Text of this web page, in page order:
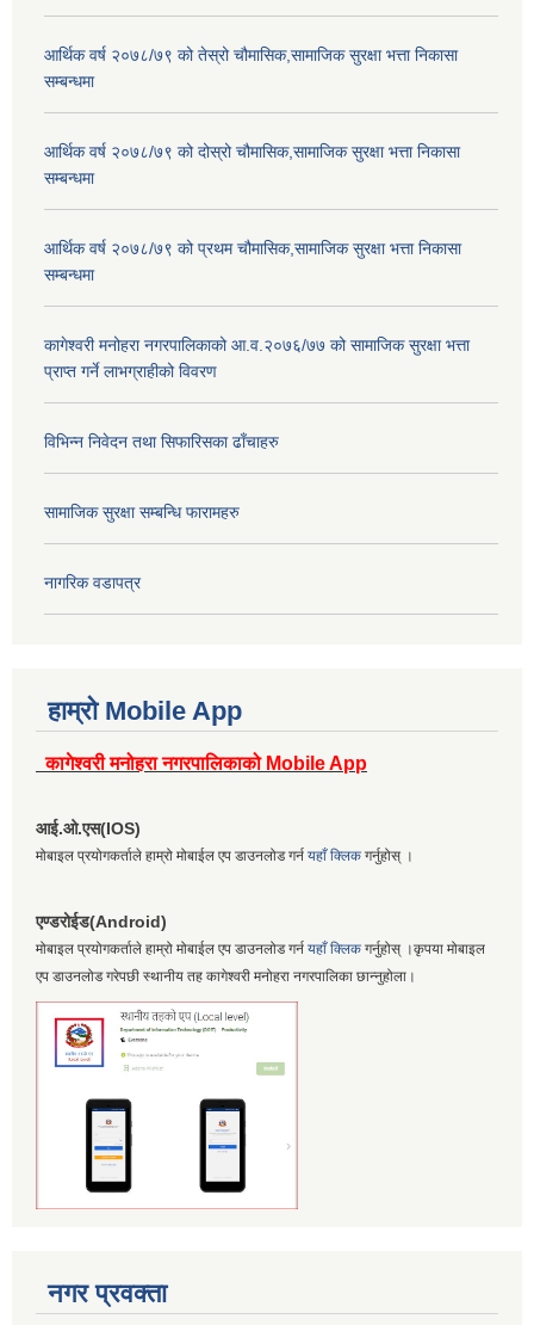
आर्थिक वर्ष २०७८/७९ को तेस्रो चौमासिक,सामाजिक सुरक्षा भत्ता निकासा
सम्बन्धमा
आर्थिक वर्ष २०७८/७९ को दोस्रो चौमासिक,सामाजिक सुरक्षा भत्ता निकासा
सम्बन्धमा
आर्थिक वर्ष २०७८/७९ को प्रथम चौमासिक,सामाजिक सुरक्षा भत्ता निकासा
सम्बन्धमा
कागेश्वरी मनोहरा नगरपालिकाको आ.व.२०७६/७७ को सामाजिक सुरक्षा भत्ता
प्राप्त गर्ने लाभग्राहीको विवरण
विभिन्न निवेदन तथा सिफारिसका ढाँचाहरु
सामाजिक सुरक्षा सम्बन्धि फारामहरु
नागरिक वडापत्र
हाम्रो Mobile App
कागेश्वरी मनोहरा नगरपालिकाको Mobile App
आई.ओ.एस(IOS)
मोबाइल प्रयोगकर्ताले हाम्रो मोबाईल एप डाउनलोड गर्न यहाँ क्लिक गर्नुहोस् ।
एण्डरोईड(Android)
मोबाइल प्रयोगकर्ताले हाम्रो मोबाईल एप डाउनलोड गर्न यहाँ क्लिक गर्नुहोस् ।कृपया मोबाइल
एप डाउनलोड गरेपछी स्थानीय तह कागेश्वरी मनोहरा नगरपालिका छान्नुहोला।
नगर प्रवक्ता